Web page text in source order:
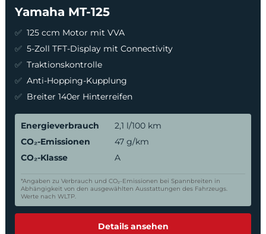
Yamaha MT-125
125 ccm Motor mit VVA
5-Zoll TFT-Display mit Connectivity
Traktionskontrolle
Anti-Hopping-Kupplung
Breiter 140er Hinterreifen
Energieverbrauch
2,1 l/100 km
CO₂-Emissionen
47 g/km
CO₂-Klasse
A
*Angaben zu Verbrauch und CO₂-Emissionen bei Spannbreiten in
Abhängigkeit von den ausgewählten Ausstattungen des Fahrzeugs.
Werte nach WLTP.
Details ansehen